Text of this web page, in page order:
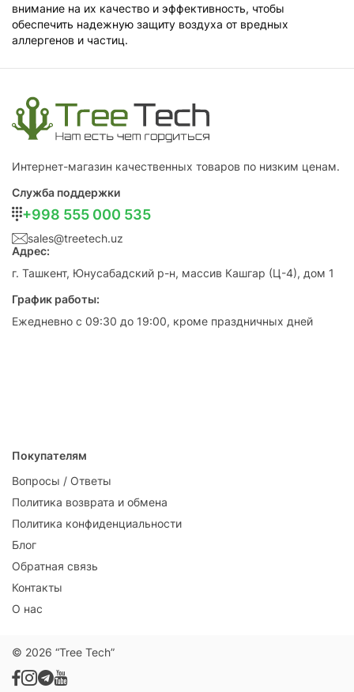
внимание на их качество и эффективность, чтобы
обеспечить надежную защиту воздуха от вредных
аллергенов и частиц.
Интернет-магазин качественных товаров по низким ценам.
Служба поддержки
+998 555 000 535
sales@treetech.uz
Адрес:
г. Ташкент, Юнусабадский р-н, массив Кашгар (Ц-4), дом 1
График работы:
Ежедневно с 09:30 до 19:00, кроме праздничных дней
Покупателям
Вопросы / Ответы
Политика возврата и обмена
Политика конфиденциальности
Блог
Обратная связь
Контакты
О нас
© 2026 “Tree Tech”